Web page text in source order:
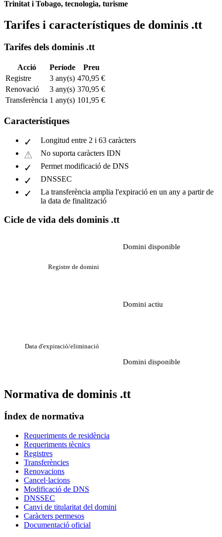
Trinitat i Tobago, tecnologia, turisme
Tarifes i característiques de dominis .tt
Tarifes dels dominis .tt
Acció Període
Preu
Registre
3 any(s) 470,95 €
Renovació
3 any(s) 370,95 €
Transferència 1 any(s) 101,95 €
Característiques
Longitud entre 2 i 63 caràcters
No suporta caràcters IDN
Permet modificació de DNS
DNSSEC
La transferència amplia l'expiració en un any a partir de
la data de finalització
Cicle de vida dels dominis .tt
Domini disponible
Registre de domini
Domini actiu
Data d'expiració/eliminació
Domini disponible
Normativa de dominis .tt
Índex de normativa
Requeriments de residència
Requeriments tècnics
Registres
Transferències
Renovacions
Cancel·lacions
Modificació de DNS
DNSSEC
Canvi de titularitat del domini
Caràcters permesos
Documentació oficial